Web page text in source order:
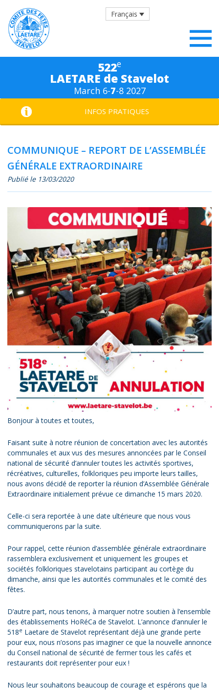
Français
522e
LAETARE de Stavelot
March 6-7-8 2027
INFOS PRATIQUES
COMMUNIQUE – REPORT DE L’ASSEMBLÉE
GÉNÉRALE EXTRAORDINAIRE
Publié le 13/03/2020
Bonjour à toutes et toutes,
Faisant suite à notre réunion de concertation avec les autorités
communales et aux vus des mesures annoncées par le Conseil
national de sécurité d’annuler toutes les activités sportives,
récréatives, culturelles, folkloriques peu importe leurs tailles,
nous avons décidé de reporter la réunion d’Assemblée Générale
Extraordinaire initialement prévue ce dimanche 15 mars 2020.
Celle-ci sera reportée à une date ultérieure que nous vous
communiquerons par la suite.
Pour rappel, cette réunion d’assemblée générale extraordinaire
rassemblera exclusivement et uniquement les groupes et
sociétés folkloriques stavelotains participant au cortège du
dimanche, ainsi que les autorités communales et le comité des
fêtes.
D’autre part, nous tenons, à marquer notre soutien à l’ensemble
des établissements HoRéCa de Stavelot. L’annonce d’annuler le
518e Laetare de Stavelot représentant déjà une grande perte
pour eux, nous n’osons pas imaginer ce que la nouvelle annonce
du Conseil national de sécurité de fermer tous les cafés et
restaurants doit représenter pour eux !
Nous leur souhaitons beaucoup de courage et espérons que la